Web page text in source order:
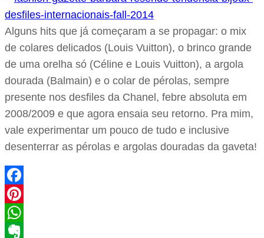
Alguns hits que já começaram a se propagar: o mix
de colares delicados (Louis Vuitton), o brinco grande
de uma orelha só (Céline e Louis Vuitton), a argola
dourada (Balmain) e o colar de pérolas, sempre
presente nos desfiles da Chanel, febre absoluta em
2008/2009 e que agora ensaia seu retorno. Pra mim,
vale experimentar um pouco de tudo e inclusive
desenterrar as pérolas e argolas douradas da gaveta!
Facebook
Pinterest
WhatsApp